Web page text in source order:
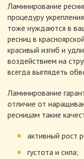
Ламинирование
процедуру
тоже нуждаются в
ресниц в
красивый изгиб и
воздействием на
всегда выглядеть
Ламинирование
отличие от
ресницам такие
активный рост
густота и сила;